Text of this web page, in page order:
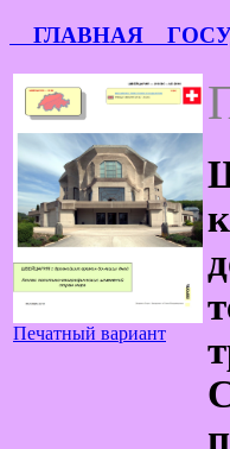
ГЛАВНАЯ
Печатный вариант